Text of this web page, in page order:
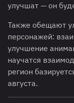
улучшат — он
Также обещают
персонажей:
улучшение
научатся
регион
августа.